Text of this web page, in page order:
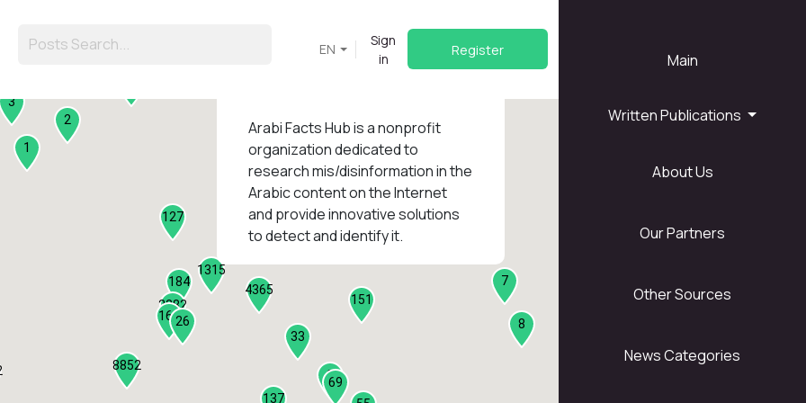
EN
Sign
in
Register
8852
69
127
137
2282
8
4365
184
33
7
151
1315
3
26
9
1
2
1
161
Arabi Facts Hubis a nonprofit
organization dedicated to
research mis/disinformation in the
Arabic content on the Internet
and provide innovative solutions
to detect and identify it.
Main
Written Publications
About Us
Our Partners
Other Sources
News Categories